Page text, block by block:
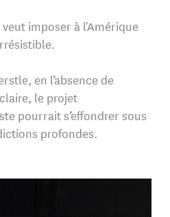
imposer à l'Amérique
en l’absence de
le projet
pourrait s’effondrer sous
profondes.